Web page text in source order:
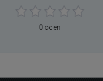
0 ocen